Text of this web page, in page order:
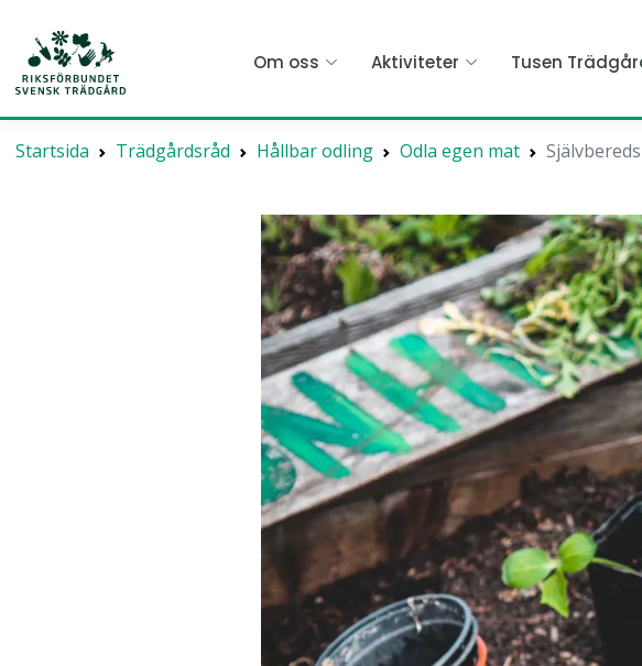
Hoppa
huvudinnehållet
Om oss Aktiviteter Tusen
Startsida Trädgårdsråd Hållbar odling Odla egen mat